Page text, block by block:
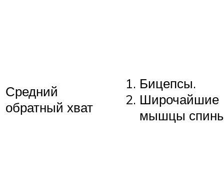
Средний
обратный хват
Бицепсы.
Широчайшие
мышцы